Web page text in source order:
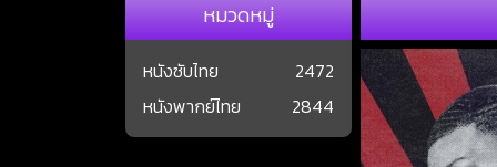
หมวดหมู่
หนังซับไทย
2472
หนังพากย์ไทย
2844